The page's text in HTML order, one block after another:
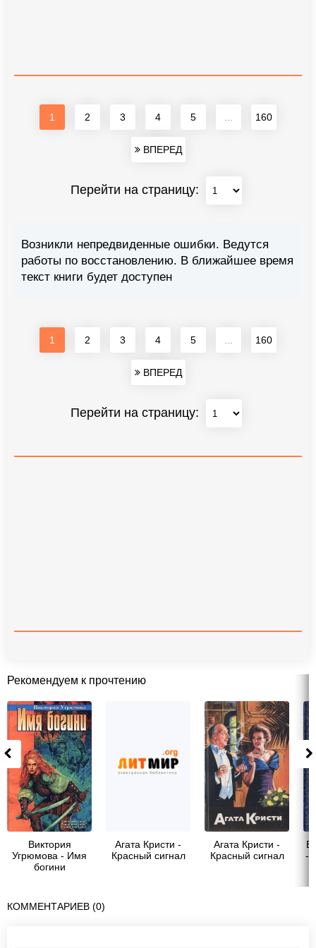
1 2 3 4 5 160
ВПЕРЕД
Перейти на страницу:
Возникли непредвиденные ошибки. Ведутся
работы по восстановлению. В ближайшее время
текст книги будет доступен
1 2 3 4 5 160
ВПЕРЕД
Перейти на страницу:
Рекомендуем к прочтению
Виктория
Угрюмова - Имя
богини
Агата Кристи -
Красный сигнал
Агата Кристи -
Красный сигнал
-
КОММЕНТАРИЕВ (0)